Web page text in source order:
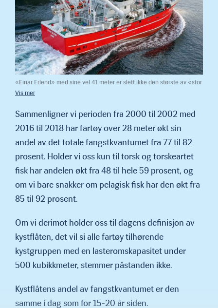
«Einar Erlend» med sine vel 41 meter er slett ikke den største av «stor
kyst». Men vi kan godt forstå de som mener at dette slett ikke er en
Sammenligner vi perioden fra 2000 til 2002 med
2016 til 2018 har fartøy over 28 meter økt sin
andel av det totale fangstkvantumet fra 77 til 82
prosent. Holder vi oss kun til torsk og torskeartet
fisk har andelen økt fra 48 til hele 59 prosent, og
om vi bare snakker om pelagisk fisk har den økt fra
85 til 92 prosent.
Om vi derimot holder oss til dagens definisjon av
kystflåten, det vil si alle fartøy tilhørende
kystgruppen med en lasteromskapa­sitet under
500 kubikkmeter, stemmer påstanden ikke.
Kystflåtens andel av fangstkvantumet er den
samme i dag som for 15-20 år siden.